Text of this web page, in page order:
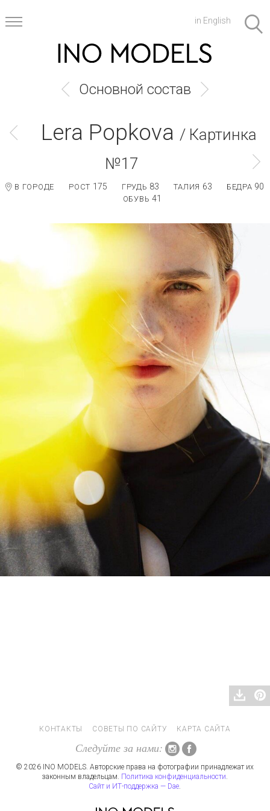
in English
Основной состав
Lera Popkova / Картинка
№17
В ГОРОДЕ РОСТ 175 ГРУДЬ 83 ТАЛИЯ 63 БЕДРА 90
ОБУВЬ41
КОНТАКТЫ СОВЕТЫ ПО САЙТУ КАРТА САЙТА
Следуйте за нами:
© 2026 INO MODELS. Авторские права на фотографии принадлежат их
законным владельцам. Политика конфиденциальности.
Сайт и ИТ-поддержка — Dae.